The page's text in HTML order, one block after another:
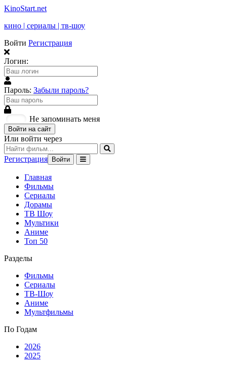
KinoStart.net
кино | сериалы | тв-шоу
Войти Регистрация
Логин:
Пароль: Забыли пароль?
Не запоминать меня
Войти на сайт
Или войти через
Регистрация Войти
Главная
Фильмы
Сериалы
Дорамы
ТВ Шоу
Мультики
Аниме
Топ 50
Разделы
Фильмы
Сериалы
ТВ-Шоу
Аниме
Мультфильмы
По Годам
2026
2025